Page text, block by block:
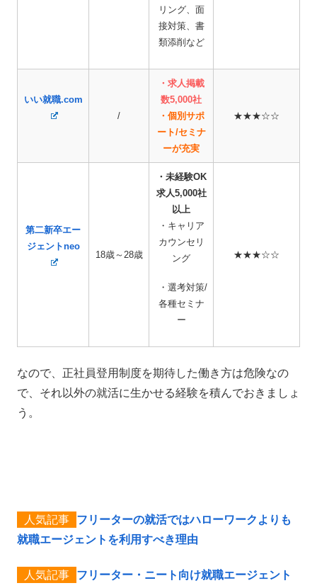
リング、面
接対策、書
類添削など
いい就職.com
/
・求人掲載
数5,000社
・個別サポ
ート/セミナ
ーが充実
★★★☆☆
第二新卒エー
ジェントneo
18歳～28歳
・未経験OK
求人5,000社
以上
・キャリア
カウンセリ
ング
・選考対策/
各種セミナ
ー
★★★☆☆
なので、正社員登用制度を期待した働き方は危険なの
で、それ以外の就活に生かせる経験を積んでおきましょ
う。
フリーターの就活ではハローワークよりも
就職エージェントを利用すべき理由
フリーター・ニート向け就職エージェント